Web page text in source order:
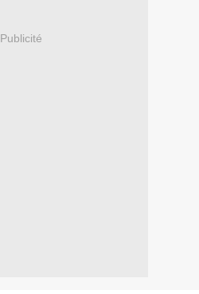
Publicité